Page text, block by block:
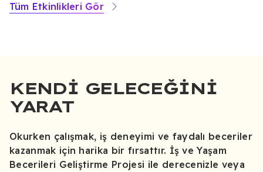
Tüm Etkinlikleri Gör
KENDI GELECEĞINI
YARAT
Okurken çalışmak, iş deneyimi ve faydalı beceriler
kazanmak için harika bir fırsattır. İş ve Yaşam
Becerileri Geliştirme Projesi ile derecenizle veya